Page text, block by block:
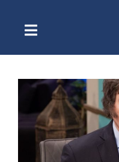
contenidoToggle
Navigation
Escuchar